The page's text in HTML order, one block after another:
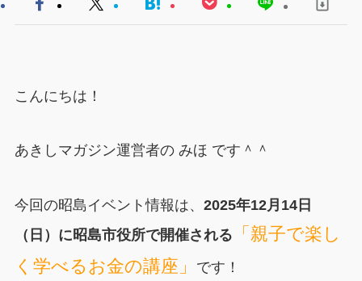
こんにちは！
あきしマガジン運営者の みほ です＾＾
今回の昭島イベント情報は、 2025年12月14日
（日）に昭島市役所で開催される
「親子で楽し
く学べるお金の講座」
です！